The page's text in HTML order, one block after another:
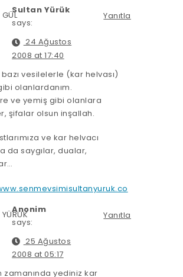
Yanıtla
Sultan Yürük
says:
24 Ağustos
2008 at 17:40
vesilelerle (kar helvası)
olanlardanım.
ve yemiş gibi olanlara
şifalar olsun inşallah.
ve kar helvacı
da saygılar, dualar,
Yanıtla
Anonim
says:
25 Ağustos
2008 at 05:17
zamanında yediniz kar